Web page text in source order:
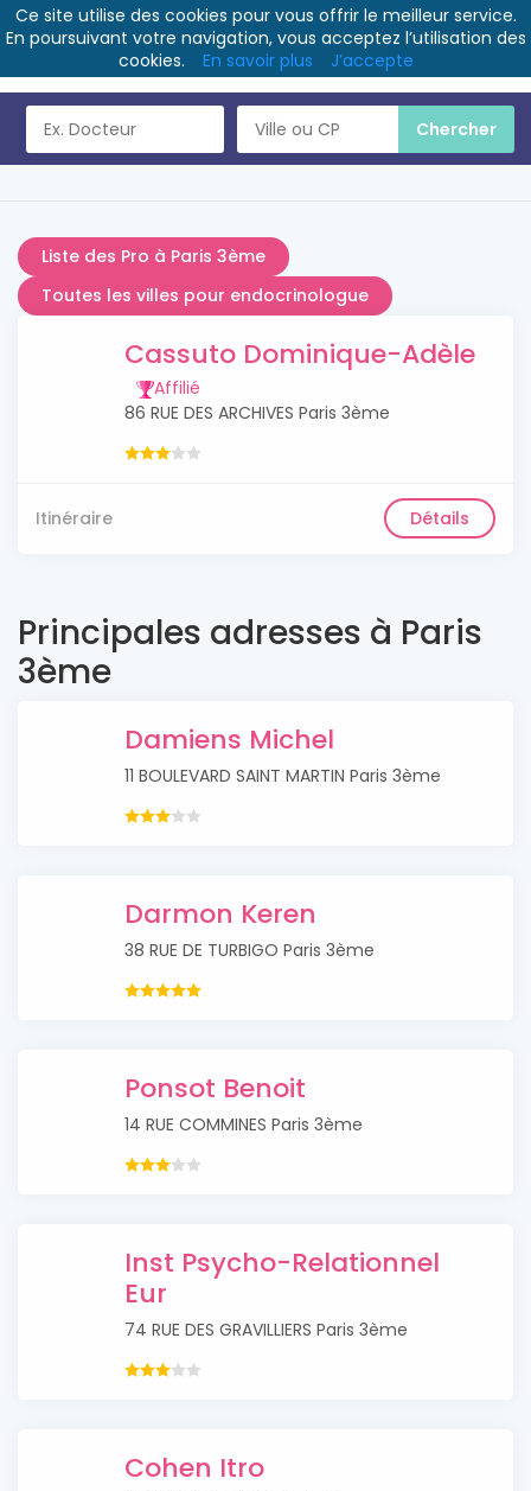
Liste des Pro à Paris 3ème
Toutes les villes pour endocrinologue
Cassuto Dominique-Adèle
Affilié
86 RUE DES ARCHIVES Paris 3ème
Itinéraire Détails
Principales adresses à Paris
3ème
Damiens Michel
11 BOULEVARD SAINT MARTIN Paris 3ème
Darmon Keren
38 RUE DE TURBIGO Paris 3ème
Ponsot Benoit
14 RUE COMMINES Paris 3ème
Inst Psycho-Relationnel
Eur
74 RUE DES GRAVILLIERS Paris 3ème
Cohen Itro
Ce site utilise des cookies pour vous offrir le meilleur service.
En poursuivant votre navigation, vous acceptez l’utilisation des
cookies.
En savoir plus J’accepte